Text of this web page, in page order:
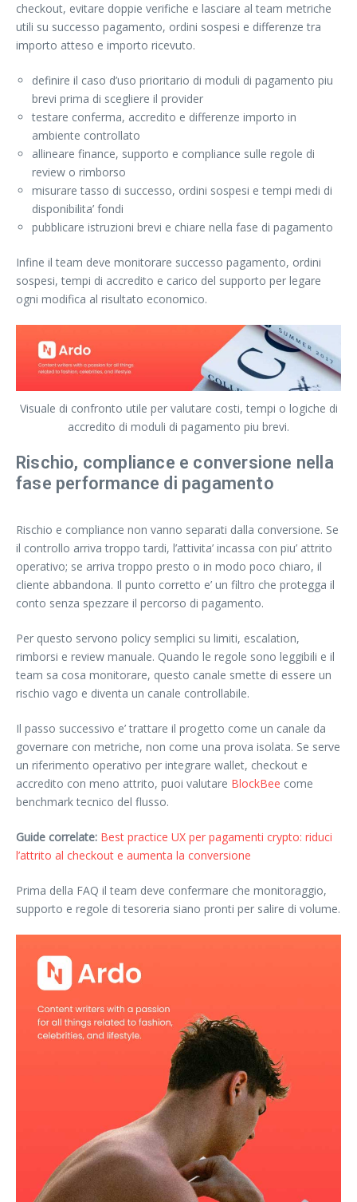
checkout, evitare doppie verifiche e lasciare al team metriche
utili su successo pagamento, ordini sospesi e differenze tra
importo atteso e importo ricevuto.
definire il caso d’uso prioritario di moduli di pagamento piu
brevi prima di scegliere il provider
testare conferma, accredito e differenze importo in
ambiente controllato
allineare finance, supporto e compliance sulle regole di
review o rimborso
misurare tasso di successo, ordini sospesi e tempi medi di
disponibilita’ fondi
pubblicare istruzioni brevi e chiare nella fase di pagamento
Infine il team deve monitorare successo pagamento, ordini
sospesi, tempi di accredito e carico del supporto per legare
ogni modifica al risultato economico.
Visuale di confronto utile per valutare costi, tempi o logiche di
accredito di moduli di pagamento piu brevi.
Rischio, compliance e conversione nella
fase performance di pagamento
Rischio e compliance non vanno separati dalla conversione. Se
il controllo arriva troppo tardi, l’attivita’ incassa con piu’ attrito
operativo; se arriva troppo presto o in modo poco chiaro, il
cliente abbandona. Il punto corretto e’ un filtro che protegga il
conto senza spezzare il percorso di pagamento.
Per questo servono policy semplici su limiti, escalation,
rimborsi e review manuale. Quando le regole sono leggibili e il
team sa cosa monitorare, questo canale smette di essere un
rischio vago e diventa un canale controllabile.
Il passo successivo e’ trattare il progetto come un canale da
governare con metriche, non come una prova isolata. Se serve
un riferimento operativo per integrare wallet, checkout e
accredito con meno attrito, puoi valutare BlockBee come
benchmark tecnico del flusso.
Guide correlate: Best practice UX per pagamenti crypto: riduci
l’attrito al checkout e aumenta la conversione
Prima della FAQ il team deve confermare che monitoraggio,
supporto e regole di tesoreria siano pronti per salire di volume.